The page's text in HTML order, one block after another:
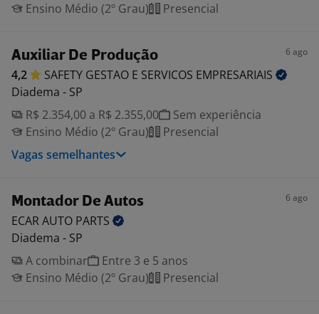
Ensino Médio (2º Grau)
Presencial
Auxiliar De Produção 6 ago
4,2 SAFETY GESTAO E SERVICOS EMPRESARIAIS
Diadema - SP
R$ 2.354,00 a R$ 2.355,00
Sem experiência
Ensino Médio (2º Grau)
Presencial
Vagas semelhantes
Montador De Autos 6 ago
ECAR AUTO PARTS
Diadema - SP
A combinar
Entre 3 e 5 anos
Ensino Médio (2º Grau)
Presencial